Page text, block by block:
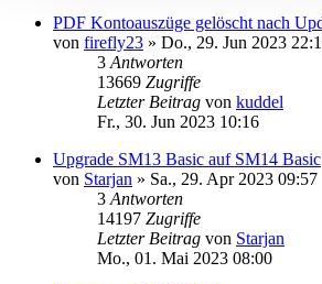
PDF Kontoauszüge gelöscht nach
von firefly23 » Do., 29. Jun 2023
3 Antworten
13669 Zugriffe
Letzter Beitrag von kuddel
Fr., 30. Jun 2023 10:16
Upgrade SM13 Basic auf SM14 Basic
von Starjan » Sa., 29. Apr 2023 09:57
3 Antworten
14197 Zugriffe
Letzter Beitrag von Starjan
Mo., 01. Mai 2023 08:00